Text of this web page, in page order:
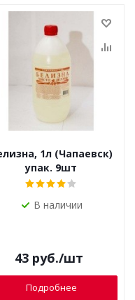
1л (Чапаевск)
упак. 9шт
В наличии
43руб./шт
Подробнее